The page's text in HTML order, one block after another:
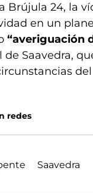
Brújula 24, la
en un
“averiguación
de Saavedra,
redes
Saavedra